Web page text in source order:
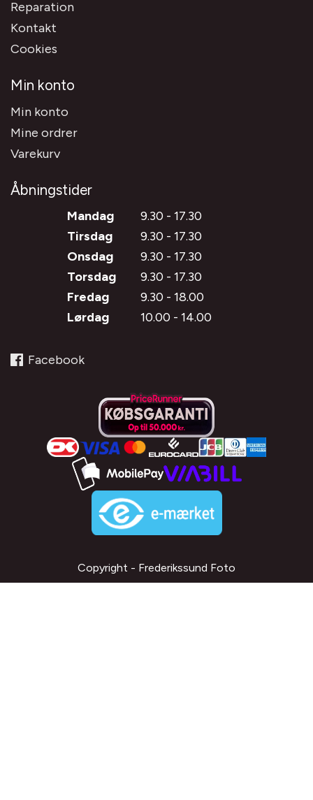
Reparation
Kontakt
Cookies
Min konto
Min konto
Mine ordrer
Varekurv
Åbningstider
Mandag
9.30 - 17.30
Tirsdag
9.30 - 17.30
Onsdag
9.30 - 17.30
Torsdag
9.30 - 17.30
Fredag
9.30 - 18.00
Lørdag
10.00 - 14.00
Facebook
Copyright - Frederikssund Foto